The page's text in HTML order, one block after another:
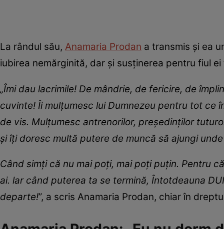
La rândul său, Anamaria Prodan a transmis și ea
iubirea nemărginită, dar și susținerea pentru fiul
„Îmi dau lacrimile! De mândrie, de fericire, de
cuvinte! Îi mulțumesc lui Dumnezeu pentru tot ce
de vis. Mulțumesc antrenorilor, președinților
și îți doresc multă putere de muncă să ajungi
Când simți că nu mai poți, mai poți puțin. Pentru
ai. lar când puterea ta se termină, Întotdeauna
departe!”, a scris Anamaria Prodan, chiar în